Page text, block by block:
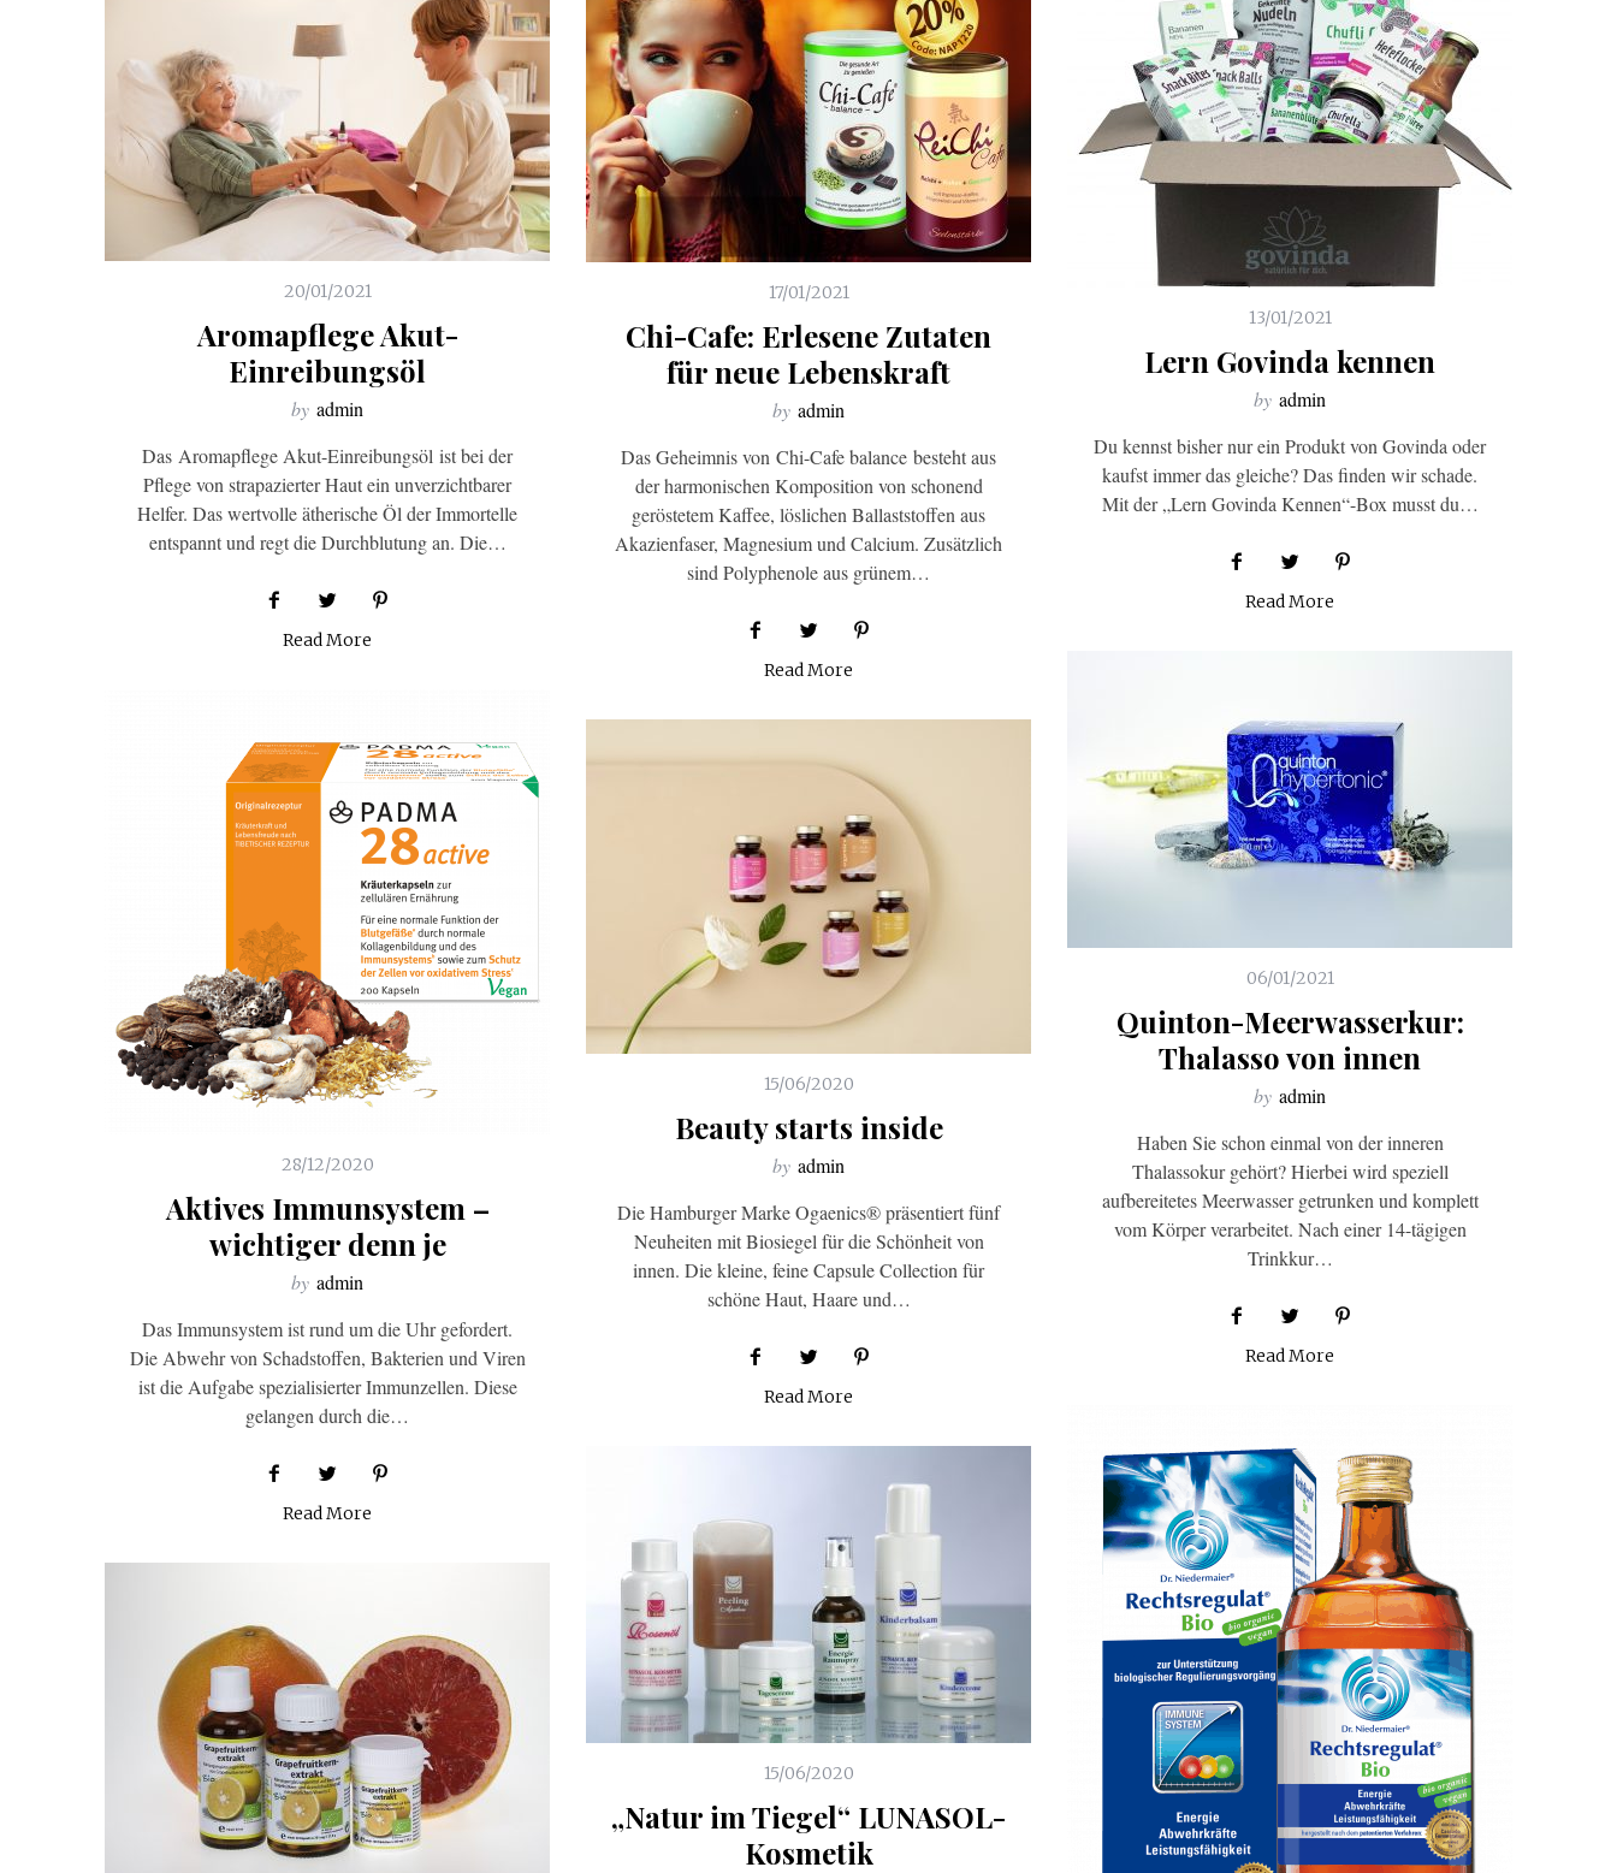
20/01/2021
Aromapflege Akut-
Einreibungsöl
by admin
Das Aromapflege Akut-Einreibungsöl ist bei der
Pflege von strapazierter Haut ein unverzichtbarer
Helfer. Das wertvolle ätherische Öl der Immortelle
entspannt und regt die Durchblutung an. Die…
Read More
17/01/2021
Chi-Cafe: Erlesene Zutaten
für neue Lebenskraft
by admin
Das Geheimnis von Chi-Cafe balance besteht aus
der harmonischen Komposition von schonend
geröstetem Kaffee, löslichen Ballaststoffen aus
Akazienfaser, Magnesium und Calcium. Zusätzlich
sind Polyphenole aus grünem…
Read More
13/01/2021
Lern Govinda kennen
by admin
Du kennst bisher nur ein Produkt von Govinda oder
kaufst immer das gleiche? Das finden wir schade.
Mit der „Lern Govinda Kennen“-Box musst du…
Read More
06/01/2021
Quinton-Meerwasserkur:
Thalasso von innen
by admin
Haben Sie schon einmal von der inneren
Thalassokur gehört? Hierbei wird speziell
aufbereitetes Meerwasser getrunken und komplett
vom Körper verarbeitet. Nach einer 14-tägigen
Trinkkur…
Read More
28/12/2020
Aktives Immunsystem –
wichtiger denn je
by admin
Das Immunsystem ist rund um die Uhr gefordert.
Die Abwehr von Schadstoffen, Bakterien und Viren
ist die Aufgabe spezialisierter Immunzellen. Diese
gelangen durch die…
Read More
15/06/2020
Beauty starts inside
by admin
Die Hamburger Marke Ogaenics® präsentiert fünf
Neuheiten mit Biosiegel für die Schönheit von
innen. Die kleine, feine Capsule Collection für
schöne Haut, Haare und…
Read More
15/06/2020
„Natur im Tiegel“ LUNASOL-
Kosmetik